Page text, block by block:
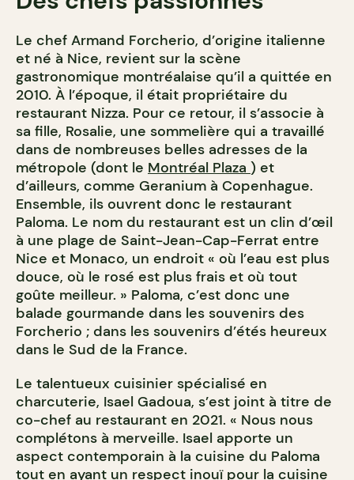
Le chef Armand Forcherio, d’origine italienne
et né à Nice, revient sur la scène
gastronomique montréalaise qu’il a quittée en
2010. À l’époque, il était propriétaire du
restaurant Nizza. Pour ce retour, il s’associe à
sa fille, Rosalie, une sommelière qui a travaillé
dans de nombreuses belles adresses de la
métropole (dont le Montréal Plaza ) et
d’ailleurs, comme Geranium à Copenhague.
Ensemble, ils ouvrent donc le restaurant
Paloma. Le nom du restaurant est un clin d’œil
à une plage de Saint-Jean-Cap-Ferrat entre
Nice et Monaco, un endroit « où l’eau est plus
douce, où le rosé est plus frais et où tout
goûte meilleur. » Paloma, c’est donc une
balade gourmande dans les souvenirs des
Forcherio ; dans les souvenirs d’étés heureux
dans le Sud de la France.
Le talentueux cuisinier spécialisé en
charcuterie, Isael Gadoua, s’est joint à titre de
co-chef au restaurant en 2021. « Nous nous
complétons à merveille. Isael apporte un
aspect contemporain à la cuisine du Paloma
tout en ayant un respect inouï pour la cuisine